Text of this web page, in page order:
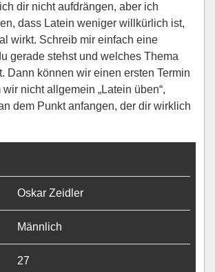
dir nicht aufdrängen, aber ich
dass Latein weniger willkürlich ist,
wirkt. Schreib mir einfach eine
gerade stehst und welches Thema
Dann können wir einen ersten Termin
nicht allgemein „Latein üben“,
dem Punkt anfangen, der dir wirklich
Oskar Zeidler
Männlich
27